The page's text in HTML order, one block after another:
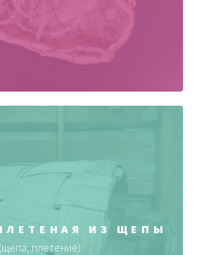
ИЗ ЩЕПЫ
(щепа, плетение)